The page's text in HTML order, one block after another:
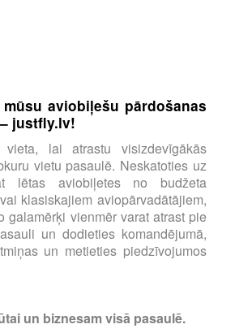
aviobiļešu pārdošanas
justfly.lv!
lai atrastu visizdevīgākās
vietu pasaulē. Neskatoties uz
lētas aviobiļetes no budžeta
klasiskajiem aviopārvadātājiem,
galamērķi vienmēr varat atrast pie
un dodieties komandējumā,
un metieties piedzīvojumos
un biznesam visā pasaulē.